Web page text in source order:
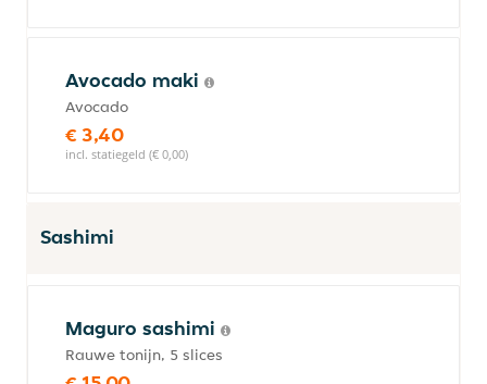
Avocado maki
Avocado
€ 3,40
incl. statiegeld (€ 0,00)
Sashimi
Maguro sashimi
Rauwe tonijn, 5 slices